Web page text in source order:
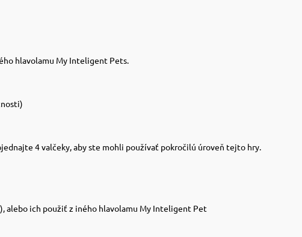
hlavolamu My Inteligent Pets.
4 valčeky, aby ste mohli používať pokročilú úroveň tejto hry.
alebo ich použiť z iného hlavolamu My Inteligent Pet